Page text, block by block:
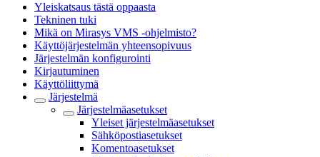
Yleiskatsaus tästä oppaasta
Tekninen tuki
Mikä on Mirasys VMS -ohjelmisto?
Käyttöjärjestelmän yhteensopivuus
Järjestelmän konfigurointi
Kirjautuminen
Käyttöliittymä
Järjestelmä
Järjestelmäasetukset
Yleiset järjestelmäasetukset
Sähköpostiasetukset
Komentoasetukset